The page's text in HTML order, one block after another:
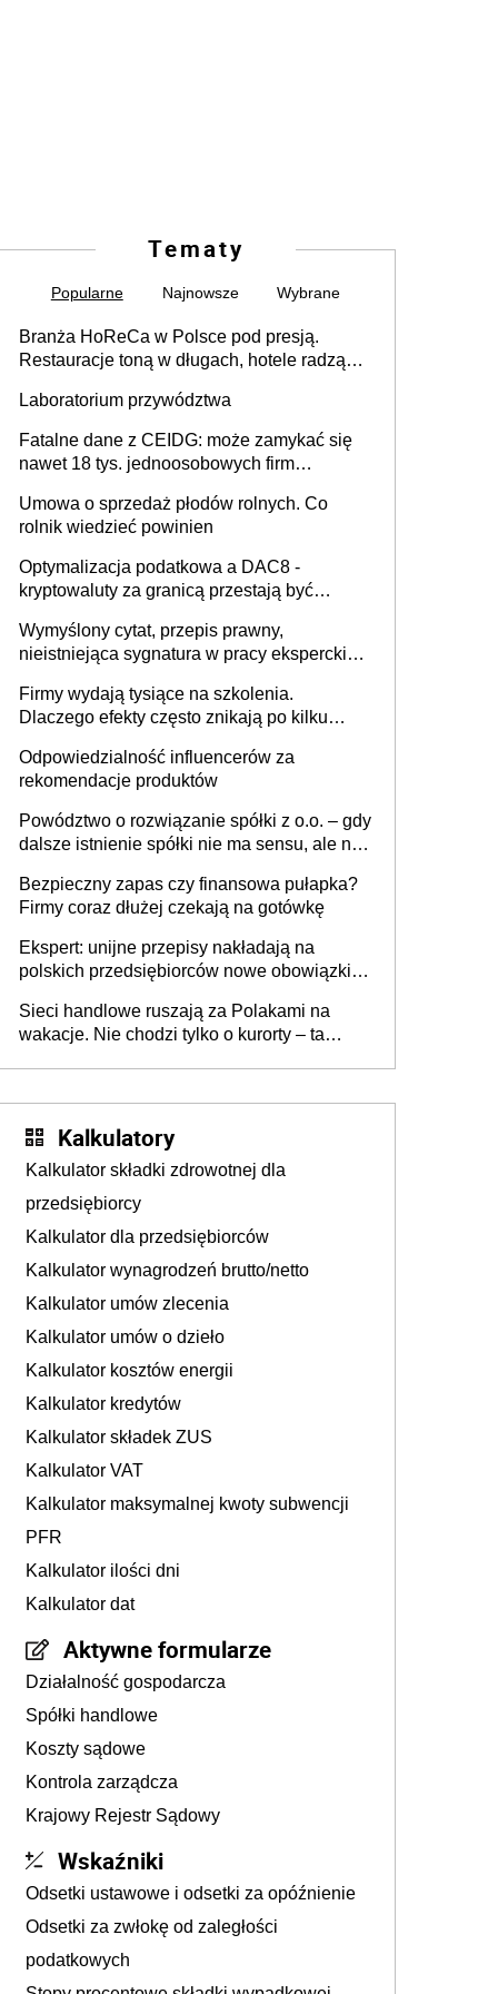
Tematy
Popularne Najnowsze Wybrane
Branża HoReCa w Polsce pod presją.
Restauracje toną w długach, hotele radzą
Laboratorium przywództwa
Fatalne dane z CEIDG: może zamykać się
nawet 18 tys. jednoosobowych firm
Umowa o sprzedaż płodów rolnych. Co
rolnik wiedzieć powinien
Optymalizacja podatkowa a DAC8 -
kryptowaluty za granicą przestają być
Wymyślony cytat, przepis prawny,
nieistniejąca sygnatura w pracy eksperckiej -
firmie
Firmy wydają tysiące na szkolenia.
Dlaczego efekty często znikają po kilku
Odpowiedzialność influencerów za
rekomendacje produktów
Powództwo o rozwiązanie spółki z o.o. – gdy
dalsze istnienie spółki nie ma sensu, ale nie
Bezpieczny zapas czy finansowa pułapka?
Firmy coraz dłużej czekają na gotówkę
Ekspert: unijne przepisy nakładają na
polskich przedsiębiorców nowe obowiązki w
Sieci handlowe ruszają za Polakami na
wakacje. Nie chodzi tylko o kurorty – ta
Kalkulatory
Kalkulator składki zdrowotnej dla
przedsiębiorcy
Kalkulator dla przedsiębiorców
Kalkulator wynagrodzeń brutto/netto
Kalkulator umów zlecenia
Kalkulator umów o dzieło
Kalkulator kosztów energii
Kalkulator kredytów
Kalkulator składek ZUS
Kalkulator VAT
Kalkulator maksymalnej kwoty subwencji
PFR
Kalkulator ilości dni
Kalkulator dat
Aktywne formularze
Działalność gospodarcza
Spółki handlowe
Koszty sądowe
Kontrola zarządcza
Krajowy Rejestr Sądowy
Wskaźniki
Odsetki ustawowe i odsetki za opóźnienie
Odsetki za zwłokę od zaległości
podatkowych